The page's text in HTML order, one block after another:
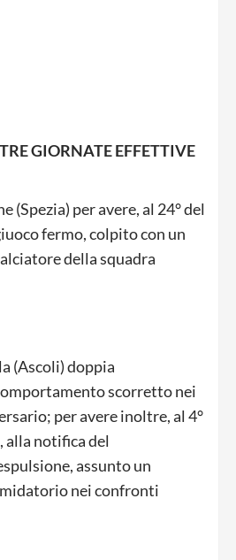
GIORNATE EFFETTIVE
(Spezia) per avere, al 24° del
fermo, colpito con un
della squadra
(Ascoli) doppia
scorretto nei
per avere inoltre, al 4°
alla notifica del
assunto un
nei confronti